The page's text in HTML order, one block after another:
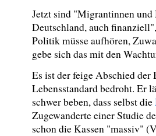
Jetzt sind "Migrantinnen
Deutschland, auch
Politik müsse aufhören,
gebe sich das mit den
Es ist der feige Abschied
Lebensstandard bedroht. Er
schwer beben, dass selbst die
Zugewanderte einer Studie
schon die Kassen "massiv"